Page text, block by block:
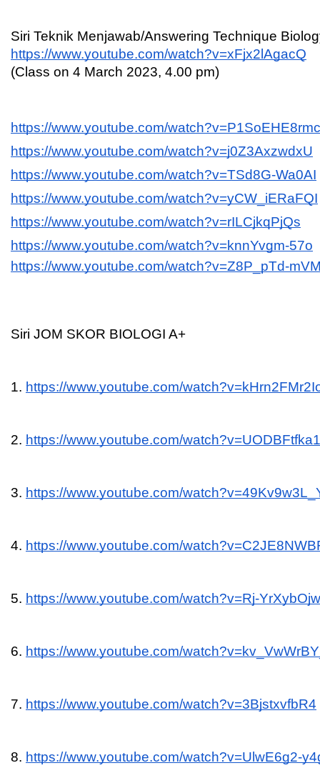
Siri Teknik Menjawab/Answering Technique
https://www.youtube.com/watch?v=xFjx2lAgacQ
(Class on 4 March 2023, 4.00 pm)
https://www.youtube.com/watch?v=P1SoEHE8rmc
https://www.youtube.com/watch?v=j0Z3AxzwdxU
https://www.youtube.com/watch?v=TSd8G-Wa0AI
https://www.youtube.com/watch?v=yCW_iERaFQI
https://www.youtube.com/watch?v=rILCjkqPjQs
https://www.youtube.com/watch?v=knnYvgm-57o
https://www.youtube.com/watch?v=Z8P_pTd-
Siri JOM SKOR BIOLOGI A+
1. https://www.youtube.com/
2. https://www.youtube.com/
3. https://www.youtube.com/
4. https://www.youtube.com/
5. https://www.youtube.com/watch?v=Rj-YrXybOjw
6. https://www.youtube.com/
7. https://www.youtube.com/watch?v=3BjstxvfbR4
8. https://www.youtube.com/watch?v=UlwE6g2-